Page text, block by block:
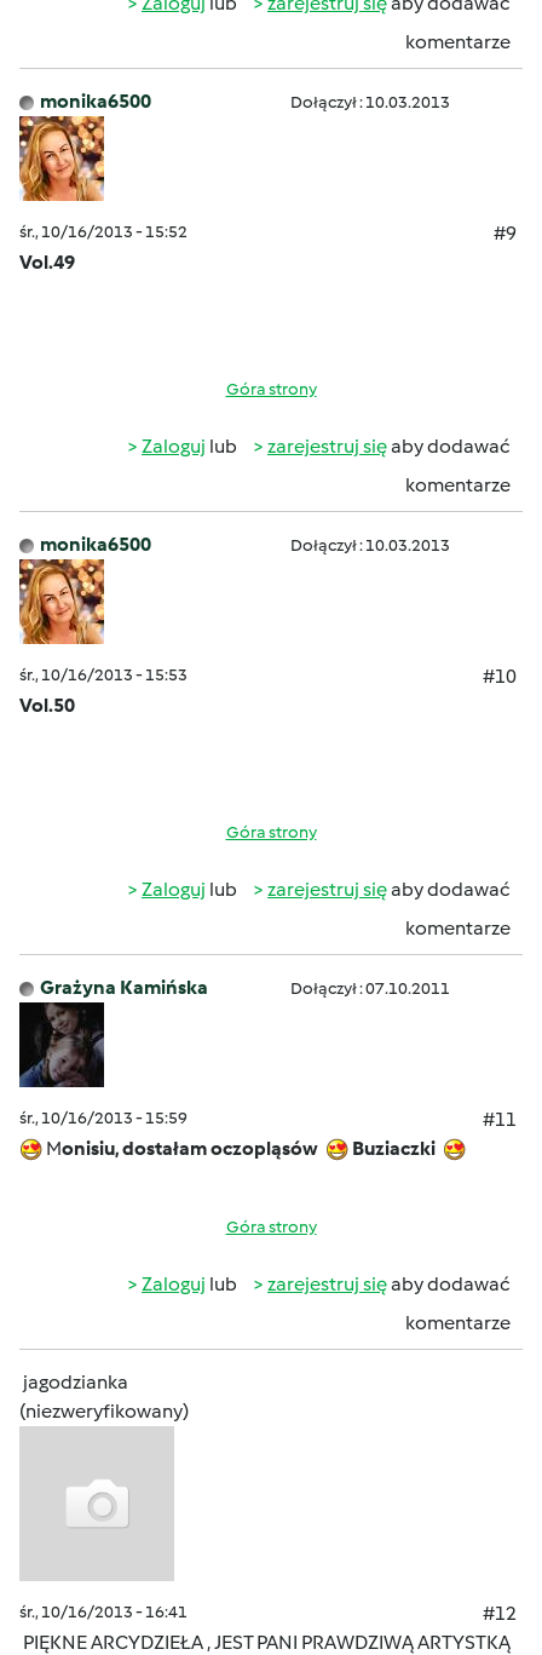
komentarze
monika6500 Dołączył : 10.03.2013
śr., 10/16/2013 - 15:52
#9
Vol.49
Góra strony
Zaloguj lub zarejestruj sięaby dodawać
komentarze
monika6500 Dołączył : 10.03.2013
śr., 10/16/2013 - 15:53
#10
Vol.50
Góra strony
Zaloguj lub zarejestruj sięaby dodawać
komentarze
Grażyna Kamińska Dołączył : 07.10.2011
śr., 10/16/2013 - 15:59
#11
Monisiu, dostałam oczopląsów Buziaczki
Góra strony
Zaloguj lub zarejestruj sięaby dodawać
komentarze
jagodzianka
(niezweryfikowany)
śr., 10/16/2013 - 16:41
#12
PIĘKNE ARCYDZIEŁA , JEST PANI PRAWDZIWĄ ARTYSTKĄ